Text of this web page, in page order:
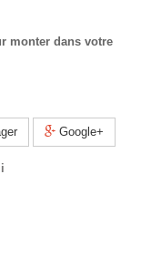
monter dans votre
Google+